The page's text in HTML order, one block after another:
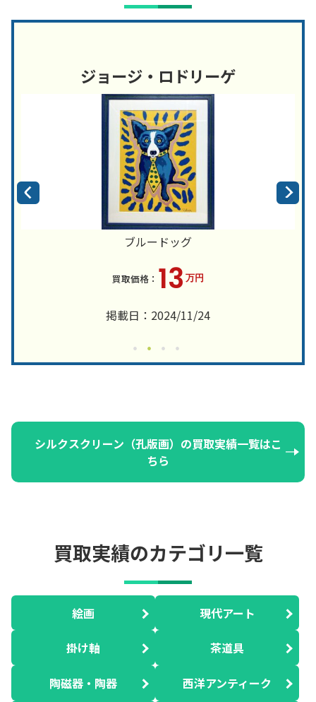
ジョージ・ロドリーゲ
ブルードッグ
13 万円
掲載日：2024/11/24
シルクスクリーン（孔版画）の買取実績一覧はこ
ちら
買取実績のカテゴリ一覧
絵画 現代アート
掛け軸 茶道具
陶磁器・陶器 西洋アンティーク